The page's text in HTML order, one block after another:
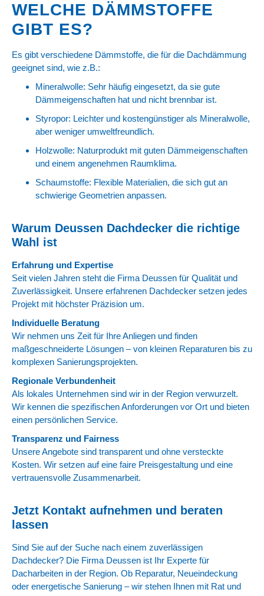
WELCHE DÄMMSTOFFE
GIBT ES?
Es gibt verschiedene Dämmstoffe, die für die Dachdämmung
geeignet sind, wie z.B.:
Mineralwolle: Sehr häufig eingesetzt, da sie gute
Dämmeigenschaften hat und nicht brennbar ist.
Styropor: Leichter und kostengünstiger als Mineralwolle,
aber weniger umweltfreundlich.
Holzwolle: Naturprodukt mit guten Dämmeigenschaften
und einem angenehmen Raumklima.
Schaumstoffe: Flexible Materialien, die sich gut an
schwierige Geometrien anpassen.
Warum Deussen Dachdecker die richtige
Wahl ist
Erfahrung und Expertise
Seit vielen Jahren steht die Firma Deussen für Qualität und
Zuverlässigkeit. Unsere erfahrenen Dachdecker setzen jedes
Projekt mit höchster Präzision um.
Individuelle Beratung
Wir nehmen uns Zeit für Ihre Anliegen und finden
maßgeschneiderte Lösungen – von kleinen Reparaturen bis zu
komplexen Sanierungsprojekten.
Regionale Verbundenheit
Als lokales Unternehmen sind wir in der Region verwurzelt.
Wir kennen die spezifischen Anforderungen vor Ort und bieten
einen persönlichen Service.
Transparenz und Fairness
Unsere Angebote sind transparent und ohne versteckte
Kosten. Wir setzen auf eine faire Preisgestaltung und eine
vertrauensvolle Zusammenarbeit.
Jetzt Kontakt aufnehmen und beraten
lassen
Sind Sie auf der Suche nach einem zuverlässigen
Dachdecker? Die Firma Deussen ist Ihr Experte für
Dacharbeiten in der Region. Ob Reparatur, Neueindeckung
oder energetische Sanierung – wir stehen Ihnen mit Rat und